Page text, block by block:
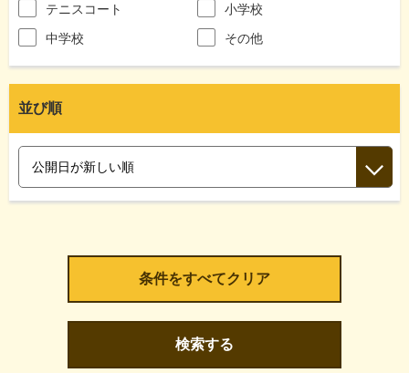
テニスコート
小学校
中学校
その他
並び順
検索する